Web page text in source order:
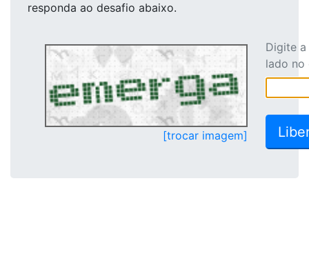
responda ao desafio abaixo.
[trocar imagem]
Digite
lado no